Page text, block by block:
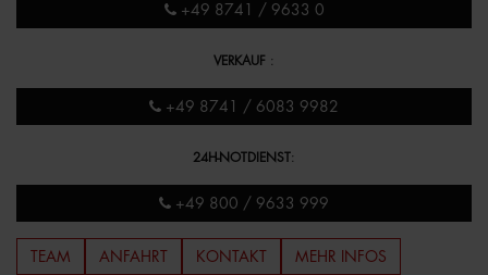
+49 8741 / 9633 0
VERKAUF :
+49 8741 / 6083 9982
24H-NOTDIENST:
+49 800 / 9633 999
TEAM ANFAHRT KONTAKT MEHR INFOS